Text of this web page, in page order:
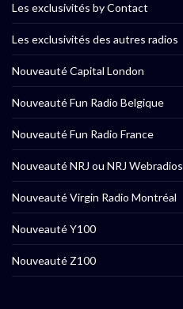
Les exclusivités by Contact
Les exclusivités des autres radios
Nouveauté Capital London
Nouveauté Fun Radio Belgique
Nouveauté Fun Radio France
Nouveauté NRJ ou NRJ Webradios
Nouveauté Virgin Radio Montréal
Nouveauté Y100
Nouveauté Z100